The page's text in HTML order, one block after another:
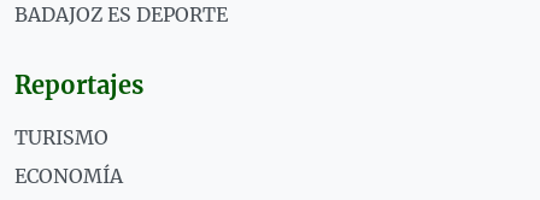
BADAJOZ ES DEPORTE
Reportajes
TURISMO
ECONOMÍA